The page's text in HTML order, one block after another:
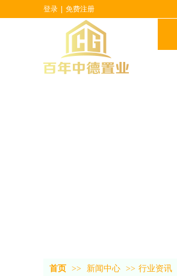
登录 免费注册
首页 >> 新闻中心 >> 行业资讯